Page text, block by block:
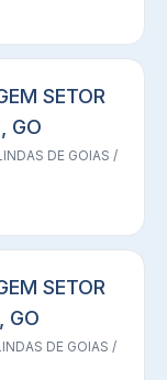
SETOR
GO
DE GOIAS /
SETOR
GO
DE GOIAS /